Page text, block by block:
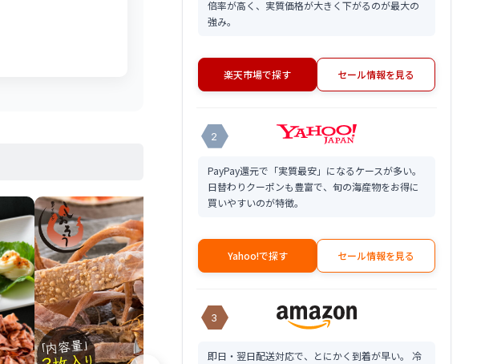
倍率が高く、実質価格が大きく下がるのが最大の
強み。
楽天市場で探す セール情報を見る
2
PayPay還元で「実質最安」になるケースが多い。
日替わりクーポンも豊富で、旬の海産物をお得に
買いやすいのが特徴。
Yahoo!で探す セール情報を見る
3
即日・翌日配送対応で、とにかく到着が早い。 冷